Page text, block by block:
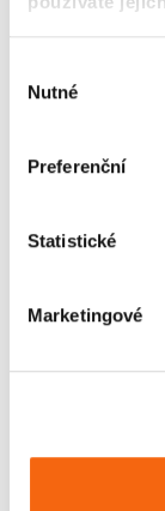
Nutné
Preferenční
Statistické
Marketingové
DIN EN ISO 8734